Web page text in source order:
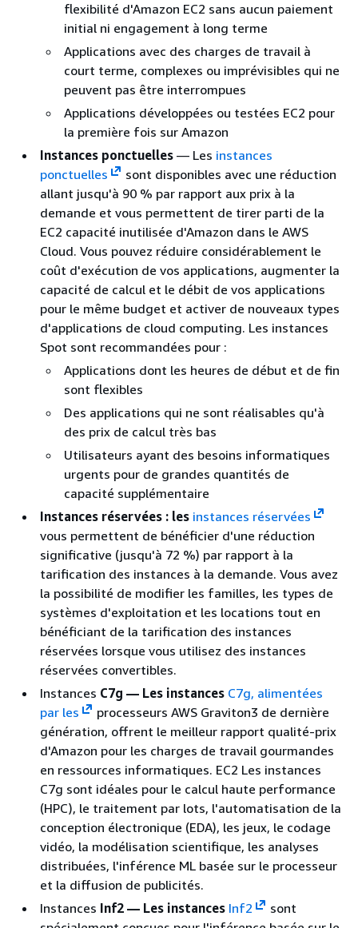
flexibilité d'Amazon EC2 sans aucun paiement
initial ni engagement à long terme
Applications avec des charges de travail à
court terme, complexes ou imprévisibles qui ne
peuvent pas être interrompues
Applications développées ou testées EC2 pour
la première fois sur Amazon
Instances ponctuelles — Les instances
ponctuelles
sont disponibles avec une réduction
allant jusqu'à 90 % par rapport aux prix à la
demande et vous permettent de tirer parti de la
EC2 capacité inutilisée d'Amazon dans le AWS
Cloud. Vous pouvez réduire considérablement le
coût d'exécution de vos applications, augmenter la
capacité de calcul et le débit de vos applications
pour le même budget et activer de nouveaux types
d'applications de cloud computing. Les instances
Spot sont recommandées pour :
Applications dont les heures de début et de fin
sont flexibles
Des applications qui ne sont réalisables qu'à
des prix de calcul très bas
Utilisateurs ayant des besoins informatiques
urgents pour de grandes quantités de
capacité supplémentaire
Instances réservées : les instances réservées
vous permettent de bénéficier d'une réduction
significative (jusqu'à 72 %) par rapport à la
tarification des instances à la demande. Vous avez
la possibilité de modifier les familles, les types de
systèmes d'exploitation et les locations tout en
bénéficiant de la tarification des instances
réservées lorsque vous utilisez des instances
réservées convertibles.
Instances C7g — Les instances C7g, alimentées
par les
processeurs AWS Graviton3 de dernière
génération, offrent le meilleur rapport qualité-prix
d'Amazon pour les charges de travail gourmandes
en ressources informatiques. EC2 Les instances
C7g sont idéales pour le calcul haute performance
(HPC), le traitement par lots, l'automatisation de la
conception électronique (EDA), les jeux, le codage
vidéo, la modélisation scientifique, les analyses
distribuées, l'inférence ML basée sur le processeur
et la diffusion de publicités.
Instances Inf2 — Les instances Inf2
sont